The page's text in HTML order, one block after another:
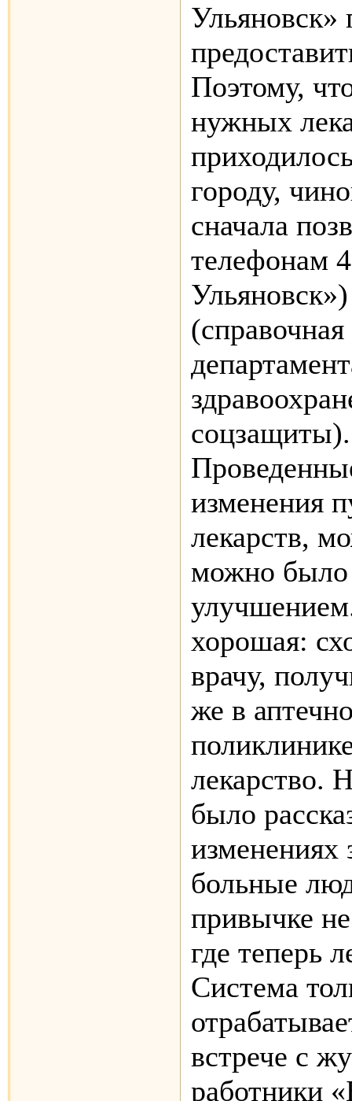
Ульяновск»
Поэтому,
нужных
городу,
сначала
телефонам
соцзащиты).
изменения
лекарств,
можно было
хорошая:
врачу,
же в
лекарство.
было
изменениях
больные
привычке
где теперь
Система
встрече с
работники